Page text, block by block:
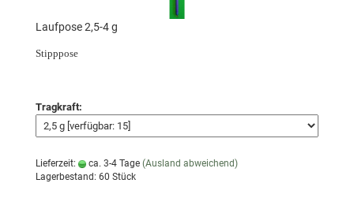
Laufpose 2,5-4 g
Stipppose
Tragkraft:
Lieferzeit: ca. 3-4 Tage (Ausland abweichend)
Lagerbestand: 60 Stück